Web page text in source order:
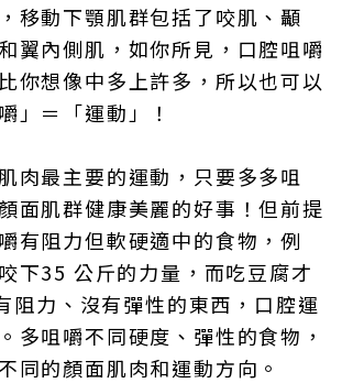
移動下顎肌群包括了咬肌、顳
翼內側肌，如你所見，口腔咀嚼
你想像中多上許多，所以也可以
」＝「運動」！
肉最主要的運動，只要多多咀
面肌群健康美麗的好事！但前提
有阻力但軟硬適中的食物，例
下35 公斤的力量，而吃豆腐才
阻力、沒有彈性的東西，口腔運
多咀嚼不同硬度、彈性的食物，
同的顏面肌肉和運動方向。